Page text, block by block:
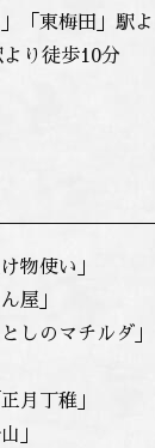
「東梅田」駅よ
り徒歩10分
物使い」
屋」
しのマチルダ
月丁稚」
」